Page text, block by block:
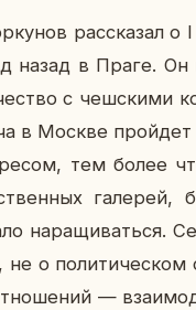
рас­ска­зал
назад в Праге. Он
с чеш­ски­ми
в Москве
тем более
га­ле­рей,
на­ра­щи­вать­ся.
о по­ли­ти­че­ском
—